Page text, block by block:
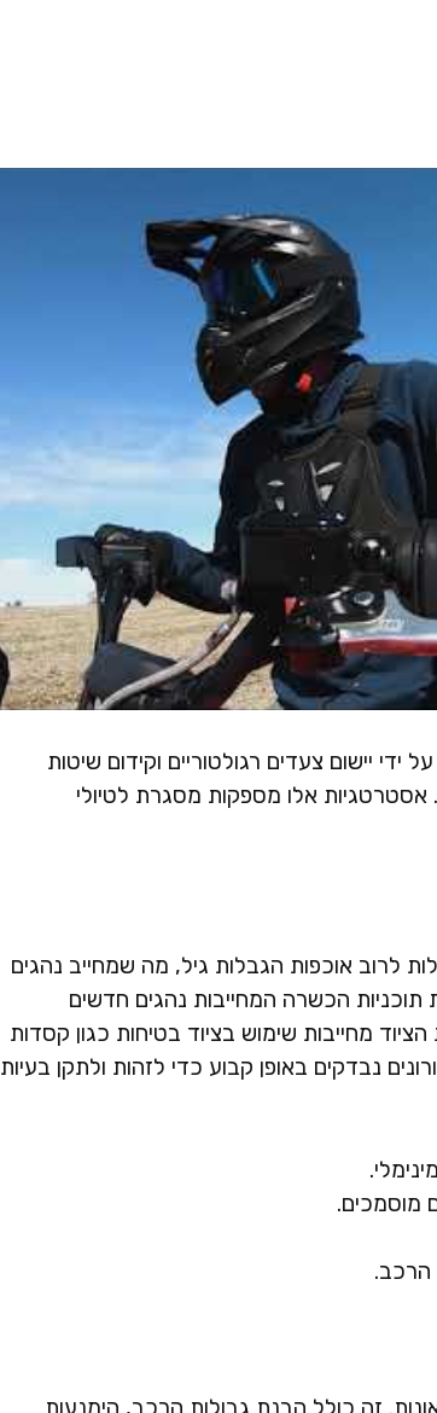
יישום צעדים רגולטוריים וקידום שיטות
אסטרטגיות אלו מספקות מסגרת לטיולי
לרוב אוכפות הגבלות גיל, מה שמחייב נהגים
תוכניות הכשרה המחייבות נהגים חדשים
מחייבות שימוש בציוד בטיחות כגון קסדות
נבדקים באופן קבוע כדי לזהות ולתקן בעיות
מוסמכים.
הרכב.